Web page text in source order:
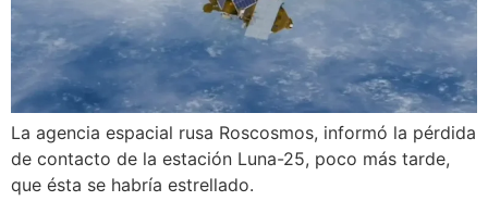
La agencia espacial rusa Roscosmos, informó la pérdida
de contacto de la estación Luna-25, poco más tarde,
que ésta se habría estrellado.